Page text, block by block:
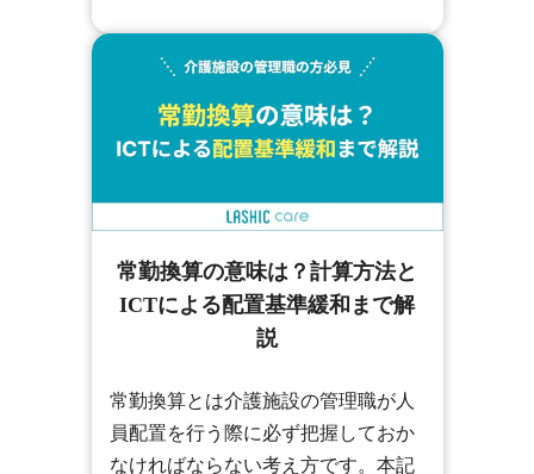
常勤換算の意味は？計算方法と
ICTによる配置基準緩和まで解
説
常勤換算とは介護施設の管理職が人
員配置を行う際に必ず把握しておか
なければならない考え方です。本記